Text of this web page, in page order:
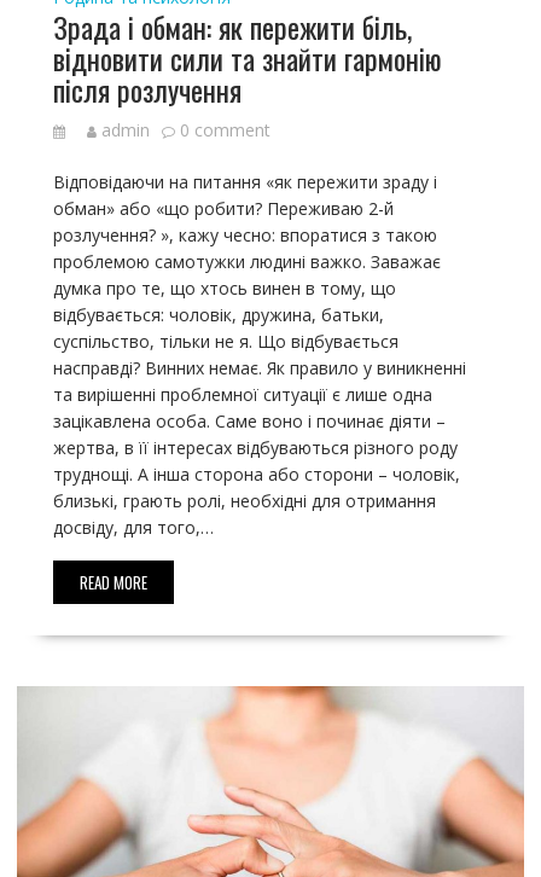
Зрада і обман: як пережити біль,
відновити сили та знайти гармонію
після розлучення
admin 0 comment
Відповідаючи на питання «як пережити зраду і
обман» або «що робити? Переживаю 2-й
розлучення? », кажу чесно: впоратися з такою
проблемою самотужки людині важко. Заважає
думка про те, що хтось винен в тому, що
відбувається: чоловік, дружина, батьки,
суспільство, тільки не я. Що відбувається
насправді? Винних немає. Як правило у виникненні
та вирішенні проблемної ситуації є лише одна
зацікавлена особа. Саме воно і починає діяти –
жертва, в її інтересах відбуваються різного роду
труднощі. А інша сторона або сторони – чоловік,
близькі, грають ролі, необхідні для отримання
досвіду, для того,…
READ MORE